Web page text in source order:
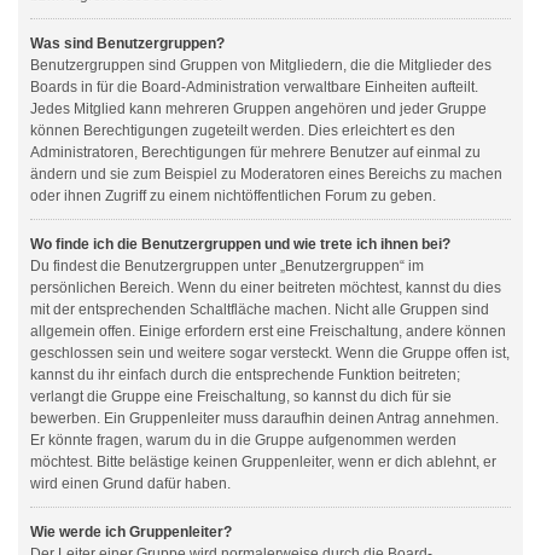
Was sind Benutzergruppen?
Benutzergruppen sind Gruppen von Mitgliedern, die die Mitglieder des
Boards in für die Board-Administration verwaltbare Einheiten aufteilt.
Jedes Mitglied kann mehreren Gruppen angehören und jeder Gruppe
können Berechtigungen zugeteilt werden. Dies erleichtert es den
Administratoren, Berechtigungen für mehrere Benutzer auf einmal zu
ändern und sie zum Beispiel zu Moderatoren eines Bereichs zu machen
oder ihnen Zugriff zu einem nichtöffentlichen Forum zu geben.
Wo finde ich die Benutzergruppen und wie trete ich ihnen bei?
Du findest die Benutzergruppen unter „Benutzergruppen“ im
persönlichen Bereich. Wenn du einer beitreten möchtest, kannst du dies
mit der entsprechenden Schaltfläche machen. Nicht alle Gruppen sind
allgemein offen. Einige erfordern erst eine Freischaltung, andere können
geschlossen sein und weitere sogar versteckt. Wenn die Gruppe offen ist,
kannst du ihr einfach durch die entsprechende Funktion beitreten;
verlangt die Gruppe eine Freischaltung, so kannst du dich für sie
bewerben. Ein Gruppenleiter muss daraufhin deinen Antrag annehmen.
Er könnte fragen, warum du in die Gruppe aufgenommen werden
möchtest. Bitte belästige keinen Gruppenleiter, wenn er dich ablehnt, er
wird einen Grund dafür haben.
Wie werde ich Gruppenleiter?